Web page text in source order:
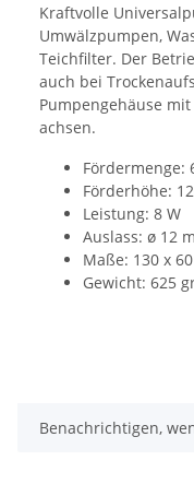
Kraftvolle
Umwälzpumpen,
Teichfilter. Der
auch bei
Pumpengehäuse
achsen.
Fördermenge:
Förderhöhe:
Leistung: 8 W
Auslass: ø 12
Maße: 130 x
Gewicht: 625
Benachrichtigen,